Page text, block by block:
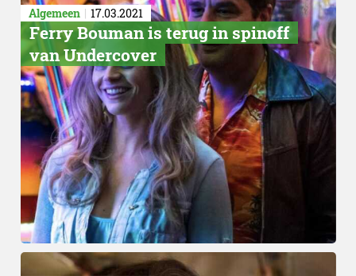
Algemeen 17.03.2021
Ferry Bouman is terug in spinoff
van Undercover